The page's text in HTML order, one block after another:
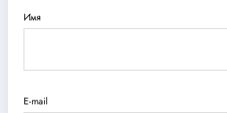
Имя
E-mail